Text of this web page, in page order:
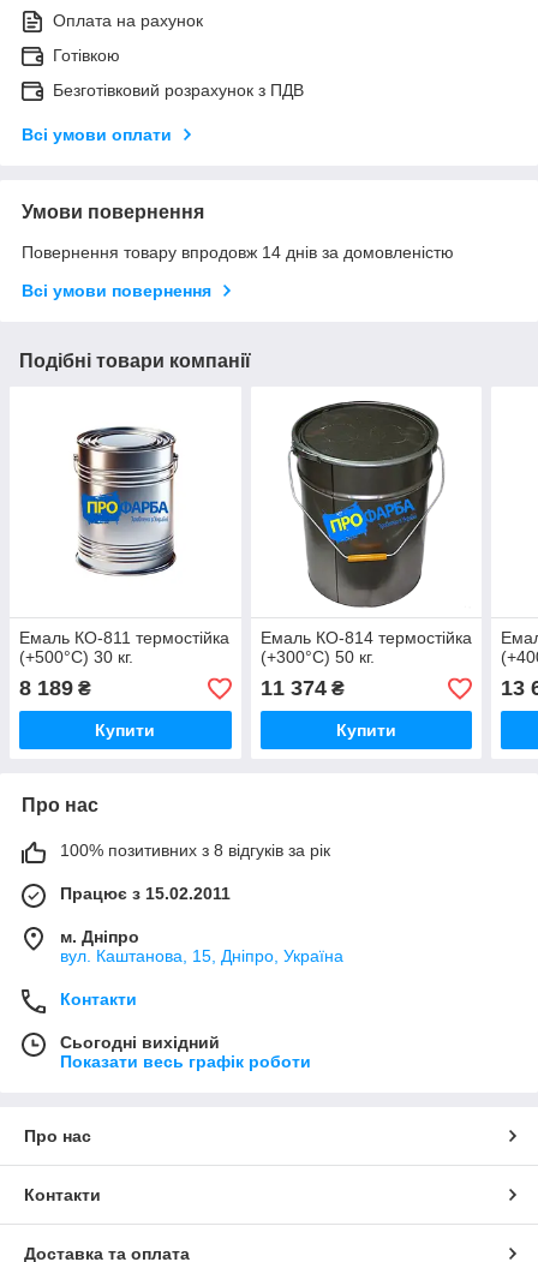
Оплата на рахунок
Готівкою
Безготівковий розрахунок з ПДВ
Всі умови оплати
Умови повернення
Повернення товару впродовж 14 днів за домовленістю
Всі умови повернення
Подібні товари компанії
Емаль КО-811 термостійка
(+500°С) 30 кг.
8 189 ₴
Купити
Емаль КО-814 термостійка
(+300°С) 50 кг.
11 374₴
Купити
13
Про нас
100% позитивних з 8 відгуків за рік
Працює з 15.02.2011
м. Дніпро
вул. Каштанова, 15, Дніпро, Україна
Контакти
Сьогодні вихідний
Показати весь графік роботи
Про нас
Контакти
Доставка та оплата